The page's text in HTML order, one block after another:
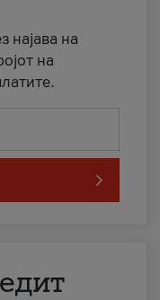
најава на
на